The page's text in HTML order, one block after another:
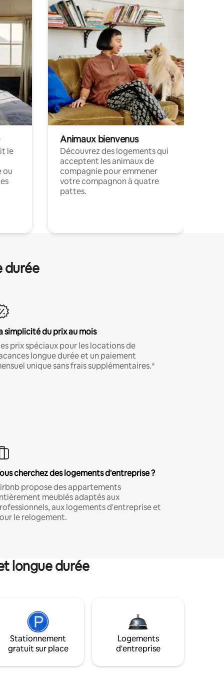
le
ou
Animaux bienvenus
Découvrez des logements qui
acceptent les animaux de
compagnie pour emmener
votre compagnon à quatre
pattes.
durée
simplicité du prix au mois
prix spéciaux pour les locations de
longue durée et un paiement
unique sans frais supplémentaires.*
cherchez des logements d'entreprise ?
propose des appartements
meublés adaptés aux
aux logements d'entreprise et
le relogement.
longue durée
Stationnement
gratuit sur place
Logements
d'entreprise